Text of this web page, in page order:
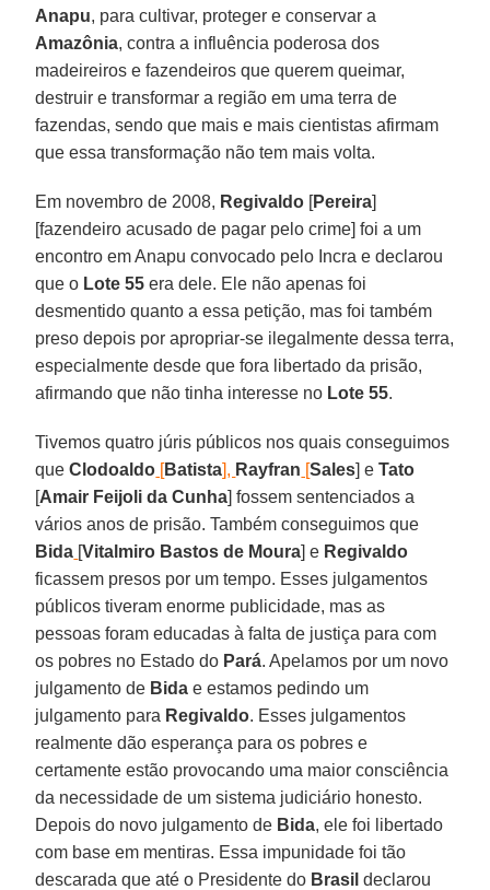
Anapu, para cultivar, proteger e conservar a
Amazônia, contra a influência poderosa dos
madeireiros e fazendeiros que querem queimar,
destruir e transformar a região em uma terra de
fazendas, sendo que mais e mais cientistas afirmam
que essa transformação não tem mais volta.
Em novembro de 2008, Regivaldo [Pereira]
[fazendeiro acusado de pagar pelo crime] foi a um
encontro em Anapu convocado pelo Incra e declarou
que o Lote 55 era dele. Ele não apenas foi
desmentido quanto a essa petição, mas foi também
preso depois por apropriar-se ilegalmente dessa terra,
especialmente desde que fora libertado da prisão,
afirmando que não tinha interesse no Lote 55.
Tivemos quatro júris públicos nos quais conseguimos
queClodoaldo [Batista], Rayfran [Sales] eTato
[Amair Feijoli da Cunha] fossem sentenciados a
vários anos de prisão. Também conseguimos que
Bida [Vitalmiro Bastos de Moura] e Regivaldo
ficassem presos por um tempo. Esses julgamentos
públicos tiveram enorme publicidade, mas as
pessoas foram educadas à falta de justiça para com
os pobres no Estado do Pará. Apelamos por um novo
julgamento de Bida e estamos pedindo um
julgamento para Regivaldo. Esses julgamentos
realmente dão esperança para os pobres e
certamente estão provocando uma maior consciência
da necessidade de um sistema judiciário honesto.
Depois do novo julgamento de Bida, ele foi libertado
com base em mentiras. Essa impunidade foi tão
descarada que até o Presidente do Brasil declarou